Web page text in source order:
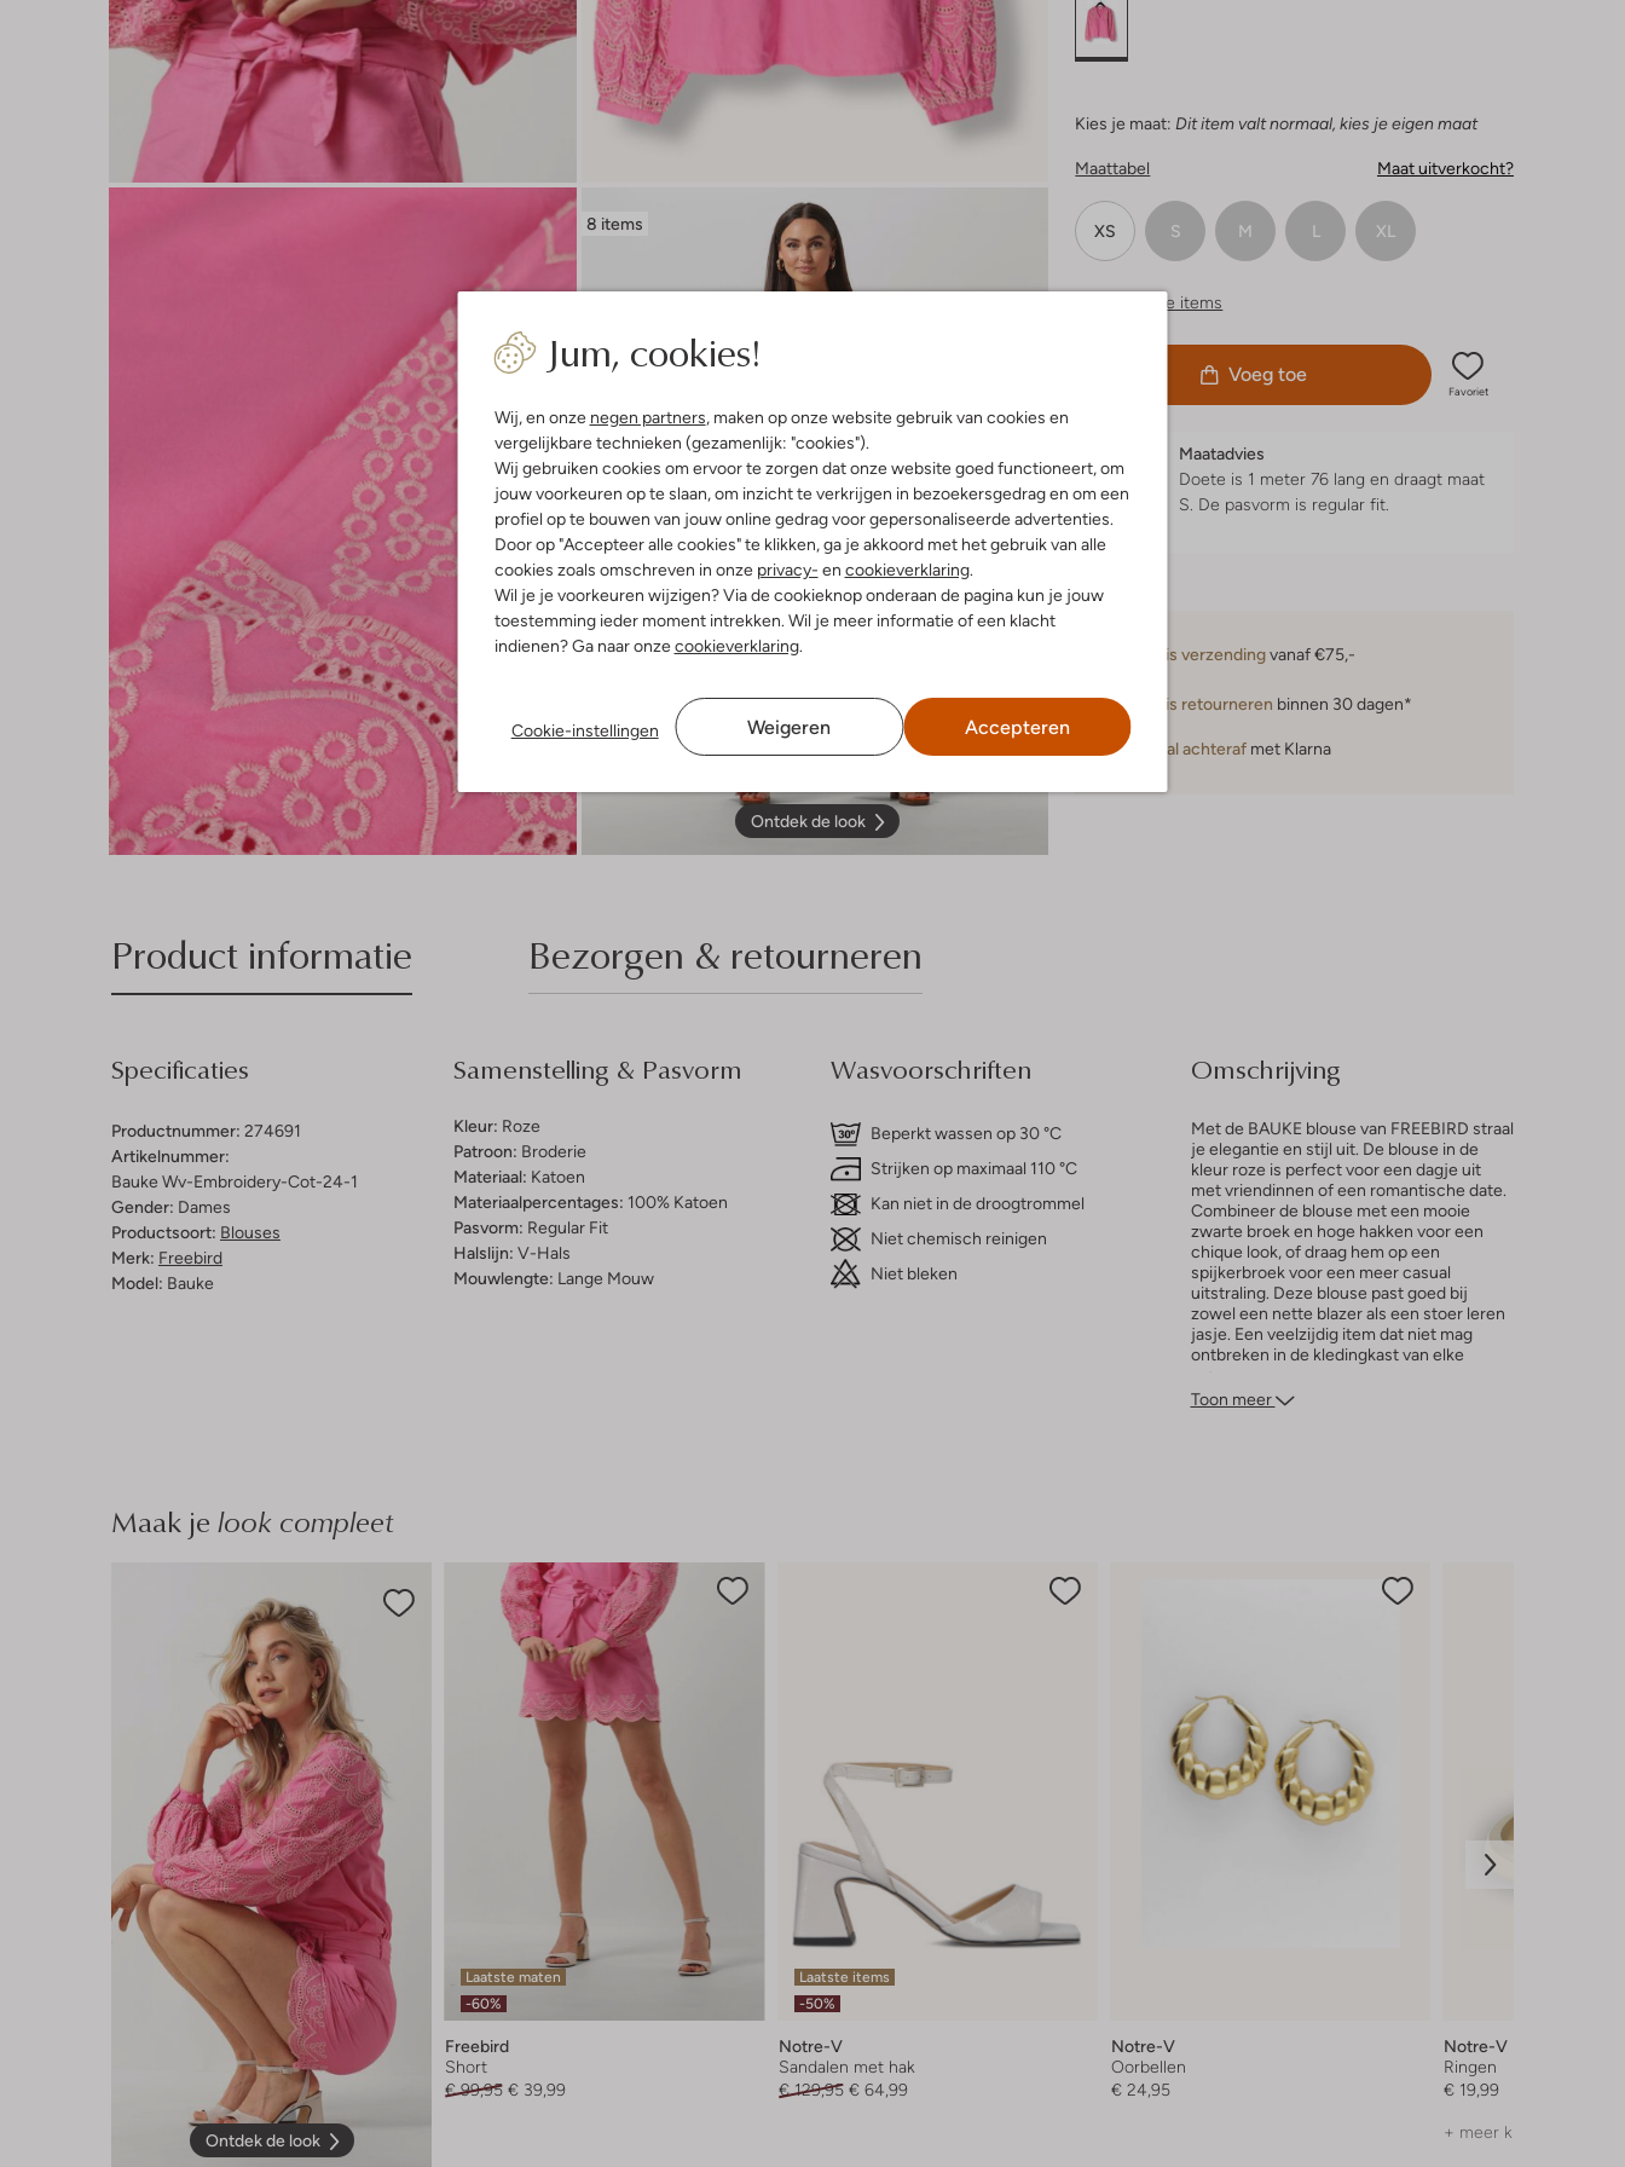
Jum, cookies!
Wij, en onze negen partners, maken op onze website gebruik van cookies en
vergelijkbare technieken (gezamenlijk: "cookies").
Wij gebruiken cookies om ervoor te zorgen dat onze website goed functioneert, om
jouw voorkeuren op te slaan, om inzicht te verkrijgen in bezoekersgedrag en om een
profiel op te bouwen van jouw online gedrag voor gepersonaliseerde advertenties.
Door op "Accepteer alle cookies" te klikken, ga je akkoord met het gebruik van alle
cookies zoals omschreven in onze privacy- en cookieverklaring.
Wil je je voorkeuren wijzigen? Via de cookieknop onderaan de pagina kun je jouw
toestemming ieder moment intrekken. Wil je meer informatie of een klacht
indienen? Ga naar onzecookieverklaring.
Cookie-instellingen Weigeren Accepteren
8 items
Ontdek de look
Kies je maat: Dit item valt normaal, kies je eigen maat
Maattabel Maat uitverkocht?
XS S M L XL
Vergelijkbare items
Voeg toe
Favoriet
Maatadvies
Doete is 1 meter 76 lang en draagt maat
S. De pasvorm is regular fit.
Gratis verzendingvanaf €75,-
Gratis retourneren binnen 30 dagen*
Betaal achteraf met Klarna
Product informatie Bezorgen & retourneren
Specificaties
Productnummer: 274691
Artikelnummer:
Bauke Wv-Embroidery-Cot-24-1
Gender: Dames
Productsoort: Blouses
Merk: Freebird
Model: Bauke
Samenstelling & Pasvorm
Kleur: Roze
Patroon: Broderie
Materiaal: Katoen
Materiaalpercentages: 100% Katoen
Pasvorm: Regular Fit
Halslijn: V-Hals
Mouwlengte: Lange Mouw
Wasvoorschriften
Beperkt wassen op 30 °C
Strijken op maximaal 110 °C
Kan niet in de droogtrommel
Niet chemisch reinigen
Niet bleken
Omschrijving
Met de BAUKE blouse van FREEBIRD straal
je elegantie en stijl uit. De blouse in de
kleur roze is perfect voor een dagje uit
met vriendinnen of een romantische date.
Combineer de blouse met een mooie
zwarte broek en hoge hakken voor een
chique look, of draag hem op een
spijkerbroek voor een meer casual
uitstraling. Deze blouse past goed bij
zowel een nette blazer als een stoer leren
jasje. Een veelzijdig item dat niet mag
ontbreken in de kledingkast van elke
Toon meer
Maak je look compleet
Ontdek de look
Laatste maten
-60%
Freebird
Short
€ 99,95 € 39,99
Laatste items
-50%
Notre-V
Sandalen met hak
€ 129,95 € 64,99
Notre-V
Oorbellen
€ 24,95
Notre-V
Ringen
€ 19,99
+ meer kleuren